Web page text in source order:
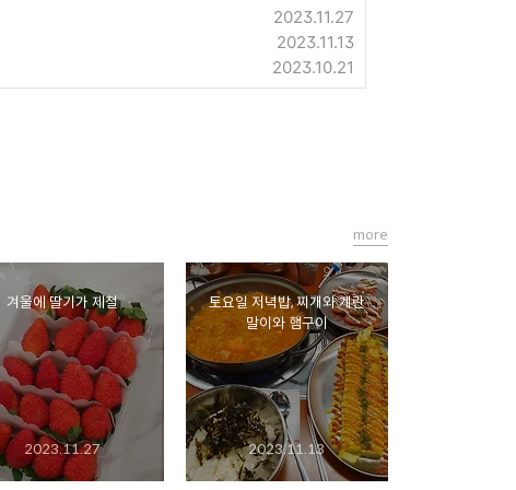
2023.11.27
2023.11.13
2023.10.21
겨울에 딸기가 제철
2023.11.27
토요일 저녁밥, 찌개와 계란
말이와 햄구이
2023.11.13
more